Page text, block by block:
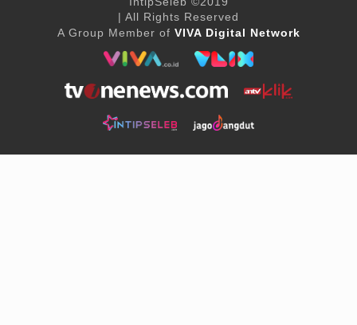
| All Rights Reserved
A Group Member of VIVA Digital Network